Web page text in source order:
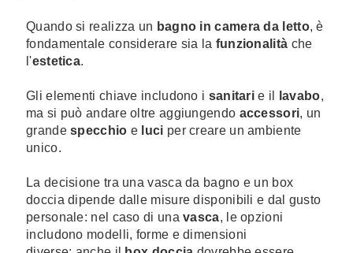
Quando si realizza un bagno in camera da letto, è
fondamentale considerare sia la funzionalità che
l'estetica.
Gli elementi chiave includono i sanitari e il lavabo,
ma si può andare oltre aggiungendo accessori, un
grandespecchio e luci per creare un ambiente
unico.
La decisione tra una vasca da bagno e un box
doccia dipende dalle misure disponibili e dal gusto
personale: nel caso di una vasca, le opzioni
includono modelli, forme e dimensioni